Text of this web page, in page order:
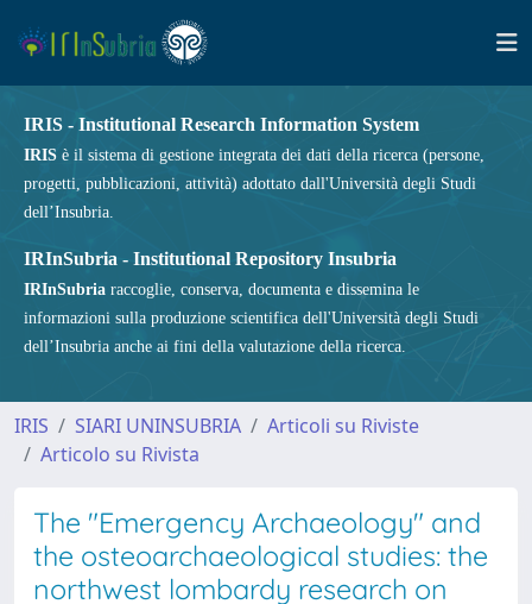
IRIS - Institutional Research Information System
IRIS è il sistema di gestione integrata dei dati della ricerca (persone,
progetti, pubblicazioni, attività) adottato dall'Università degli Studi
dell’Insubria.
IRInSubria - Institutional Repository Insubria
IRInSubria raccoglie, conserva, documenta e dissemina le
informazioni sulla produzione scientifica dell'Università degli Studi
dell’Insubria anche ai fini della valutazione della ricerca.
IRIS SIARI UNINSUBRIA
Articoli su Riviste
Articolo su Rivista
The "Emergency Archaeology" and
the osteoarchaeological studies: the
northwest lombardy research on